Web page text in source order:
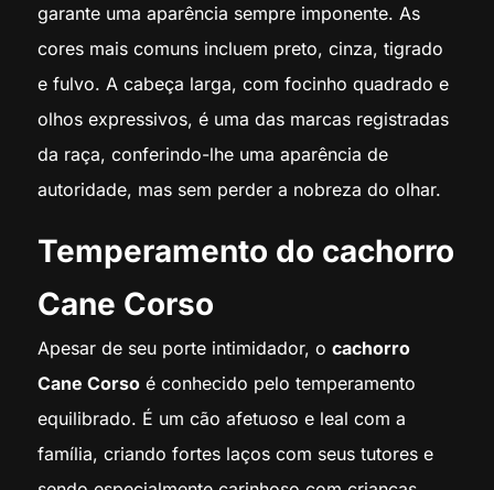
garante uma aparência sempre imponente. As
cores mais comuns incluem preto, cinza, tigrado
e fulvo. A cabeça larga, com focinho quadrado e
olhos expressivos, é uma das marcas registradas
da raça, conferindo-lhe uma aparência de
autoridade, mas sem perder a nobreza do olhar.
Temperamento do cachorro
Cane Corso
Apesar de seu porte intimidador, o cachorro
Cane Corsoé conhecido pelo temperamento
equilibrado. É um cão afetuoso e leal com a
família, criando fortes laços com seus tutores e